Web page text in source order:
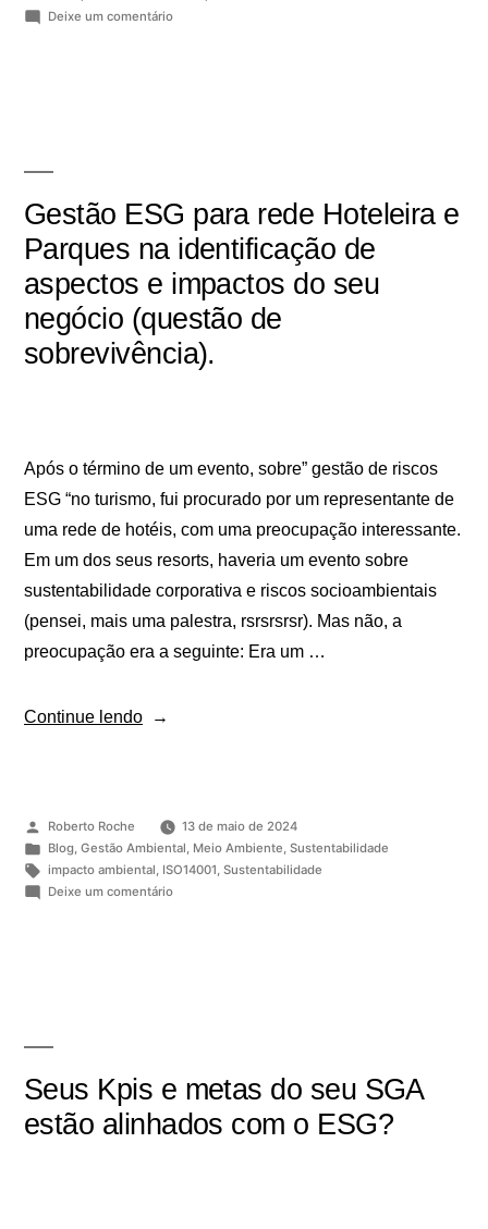
Deixe um comentário
Gestão ESG para rede Hoteleira e
Parques na identificação de
aspectos e impactos do seu
negócio (questão de
sobrevivência).
Após o término de um evento, sobre” gestão de riscos
ESG “no turismo, fui procurado por um representante de
uma rede de hotéis, com uma preocupação interessante.
Em um dos seus resorts, haveria um evento sobre
sustentabilidade corporativa e riscos socioambientais
(pensei, mais uma palestra, rsrsrsrsr). Mas não, a
preocupação era a seguinte: Era um …
Continue lendo
Roberto Roche
13 de maio de 2024
Blog, Gestão Ambiental, Meio Ambiente, Sustentabilidade
impacto ambiental, ISO14001, Sustentabilidade
Deixe um comentário
Seus Kpis e metas do seu SGA
estão alinhados com o ESG?